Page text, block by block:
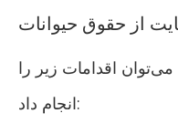
از حقوق حیوانات
اقدامات زیر را
انجام داد: